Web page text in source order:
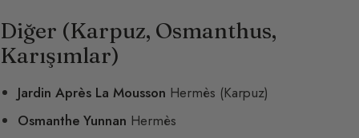
Diğer (Karpuz, Osmanthus,
Karışımlar)
Jardin Après La Mousson Hermès (Karpuz)
Osmanthe Yunnan Hermès